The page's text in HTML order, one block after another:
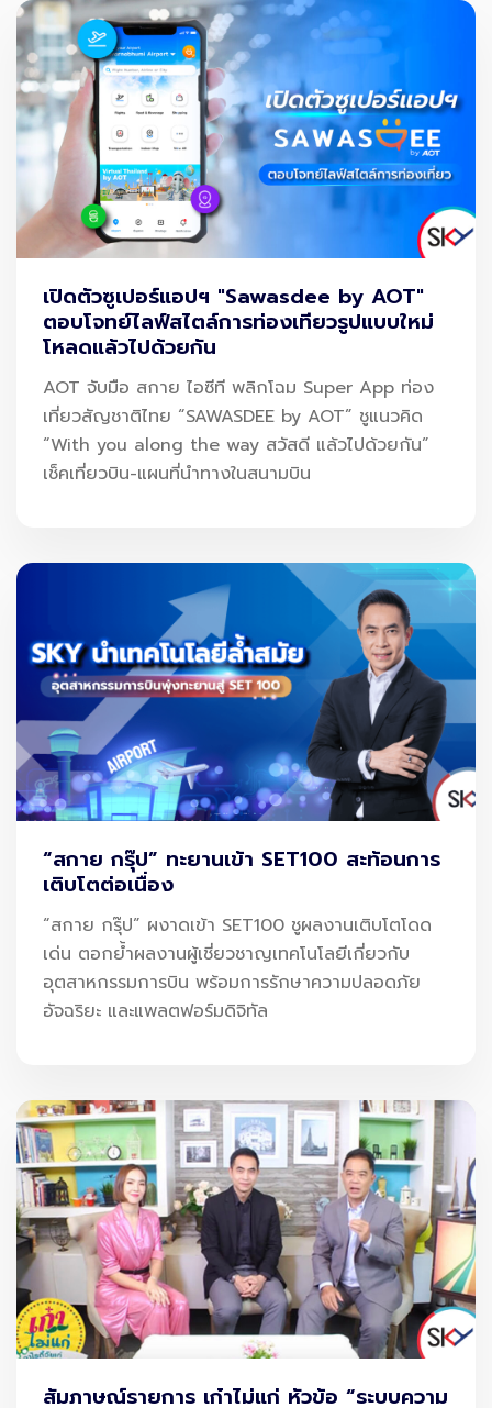
เปิดตัวซูเปอร์แอปฯ "Sawasdee by AOT"
ตอบโจทย์ไลฟ์สไตล์การท่องเทียวรูปแบบใหม่
โหลดแล้วไปด้วยกัน
AOT จับมือ สกาย ไอซีที พลิกโฉม Super App ท่อง
เที่ยวสัญชาติไทย “SAWASDEE by AOT” ชูแนวคิด
“With you along the way สวัสดี แล้วไปด้วยกัน”
เช็คเที่ยวบิน-แผนที่นำทางในสนามบิน
“สกาย กรุ๊ป” ทะยานเข้า SET100 สะท้อนการ
เติบโตต่อเนื่อง
“สกาย กรุ๊ป” ผงาดเข้า SET100 ชูผลงานเติบโตโดด
เด่น ตอกย้ำผลงานผู้เชี่ยวชาญเทคโนโลยีเกี่ยวกับ
อุตสาหกรรมการบิน พร้อมการรักษาความปลอดภัย
อัจฉริยะ และแพลตฟอร์มดิจิทัล
สัมภาษณ์รายการ เก๋าไม่แก่ หัวข้อ “ระบบความ